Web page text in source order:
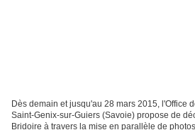
Dès demain et jusqu'au 28 mars 2015, l'Office
Saint-Genix-sur-Guiers (Savoie) propose de
Bridoire à travers la mise en parallèle de